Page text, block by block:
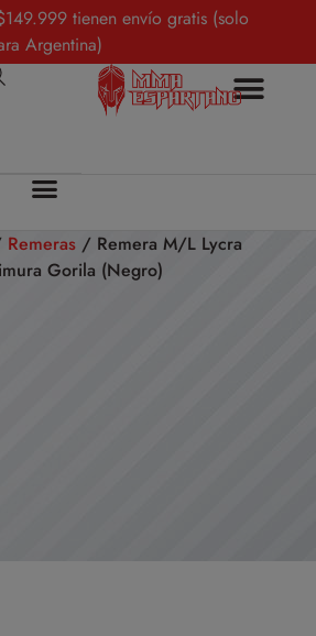
tienen envío gratis (solo
Argentina)
Remeras / Remera M/L Lycra
Gorila (Negro)